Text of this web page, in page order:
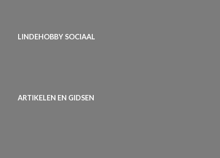
LINDEHOBBY SOCIAAL
ARTIKELEN EN GIDSEN